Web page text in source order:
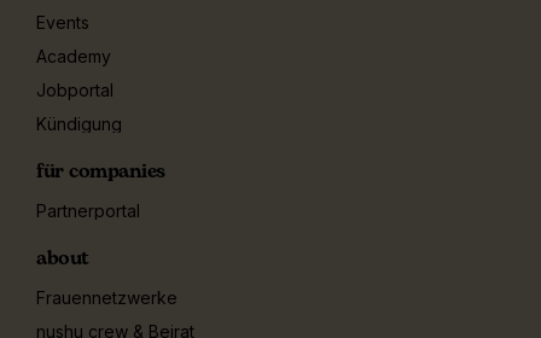
Events
Academy
Jobportal
Kündigung
für companies
Partnerportal
about
Frauennetzwerke
nushu crew & Beirat